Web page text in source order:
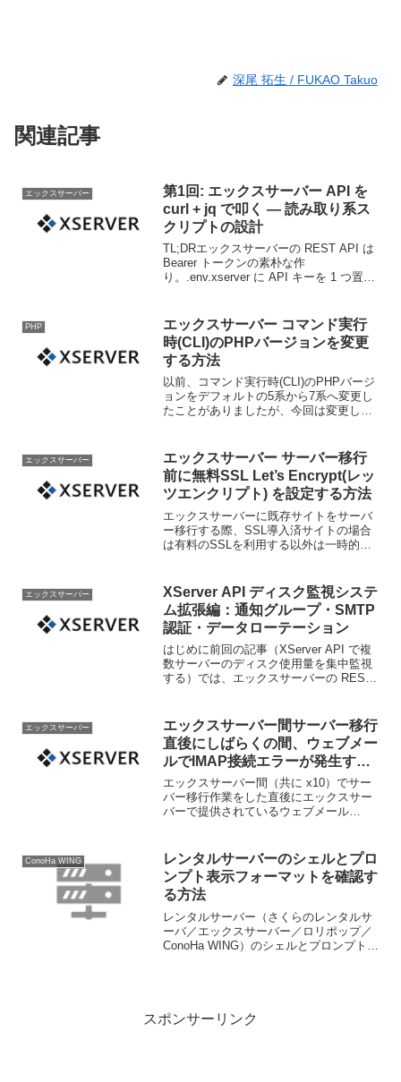
深尾 拓生 / FUKAO Takuo
関連記事
エックスサーバー
第1回: エックスサーバー API を
curl + jq で叩く — 読み取り系ス
クリプトの設計
TL;DRエックスサーバーの REST API は
Bearer トークンの素朴な作
り。.env.xserver に API キーを 1 つ置い
PHP
エックスサーバー コマンド実行
時(CLI)のPHPバージョンを変更
する方法
以前、コマンド実行時(CLI)のPHPバージ
ョンをデフォルトの5系から7系へ変更し
たことがありましたが、今回は変更した
php -v PHP 7.2.34 (cl...
エックスサーバー
エックスサーバー サーバー移行
前に無料SSL Let’s Encrypt(レッ
ツエンクリプト) を設定する方法
エックスサーバーに既存サイトをサーバ
ー移行する際、SSL導入済サイトの場合
は有料のSSLを利用する以外は一時的に
ンファイルでのWeb認証とDNS認証を利
用して事前に無料...
エックスサーバー
XServer API ディスク監視システ
ム拡張編：通知グループ・SMTP
認証・データローテーション
はじめに前回の記事（XServer API で複
数サーバーのディスク使用量を集中監視
する）では、エックスサーバーの REST
る仕組みを構築した。そ...
エックスサーバー
エックスサーバー間サーバー移行
直後にしばらくの間、ウェブメー
ルでIMAP接続エラーが発生する
原因と対処法
エックスサーバー間（共に x10）でサー
バー移行作業をした直後にエックスサー
バーで提供されているウェブメール
ラーエラー画像エラーメッ...
ConoHa WING
レンタルサーバーのシェルとプロ
ンプト表示フォーマットを確認す
る方法
レンタルサーバー（さくらのレンタルサ
ーバ／エックスサーバー／ロリポップ／
ConoHa WING）のシェルとプロンプト表
スポンサーリンク